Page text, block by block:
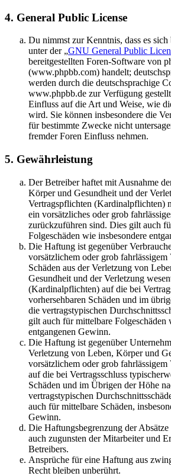
4. General Public License
Du nimmst zur Kenntnis, dass es
unter der „GNU General Public
bereitgestellten Foren-Software von
(www.phpbb.com) handelt;
werden durch die deutschsprachige
www.phpbb.de zur Verfügung
Einfluss auf die Art und Weise, wie
wird. Sie können insbesondere die
für bestimmte Zwecke nicht
fremder Foren Einfluss nehmen.
5. Gewährleistung
Der Betreiber haftet mit Ausnahme
Körper und Gesundheit und der
Vertragspflichten (Kardinalpflichten)
ein vorsätzliches oder grob
zurückzuführen sind. Dies gilt auch
Folgeschäden wie insbesondere
Die Haftung ist gegenüber
vorsätzlichem oder grob fahrlässigem
Schäden aus der Verletzung von
Gesundheit und der Verletzung
(Kardinalpflichten) auf die bei
vorhersehbaren Schäden und im
die vertragstypischen
gilt auch für mittelbare Folgeschäden
entgangenen Gewinn.
Die Haftung ist gegenüber
Verletzung von Leben, Körper und
vorsätzlichem oder grob fahrlässigem
auf die bei Vertragsschluss
Schäden und im Übrigen der Höhe
vertragstypischen
auch für mittelbare Schäden,
Gewinn.
Die Haftungsbegrenzung der
auch zugunsten der Mitarbeiter und
Betreibers.
Ansprüche für eine Haftung aus
Recht bleiben unberührt.